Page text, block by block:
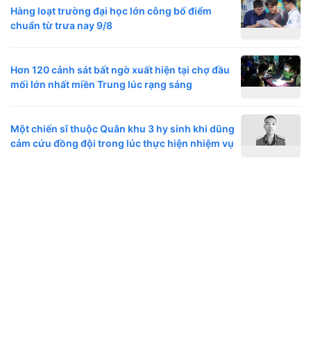
Hàng loạt trường đại học lớn công bố điểm
chuẩn từ trưa nay 9/8
Hơn 120 cảnh sát bất ngờ xuất hiện tại chợ đầu
mối lớn nhất miền Trung lúc rạng sáng
Một chiến sĩ thuộc Quân khu 3 hy sinh khi dũng
cảm cứu đồng đội trong lúc thực hiện nhiệm vụ